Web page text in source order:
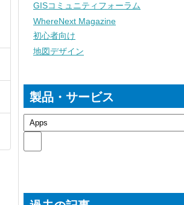
GISコミュニティフォーラム
WhereNext Magazine
初心者向け
地図デザイン
製品・サービス